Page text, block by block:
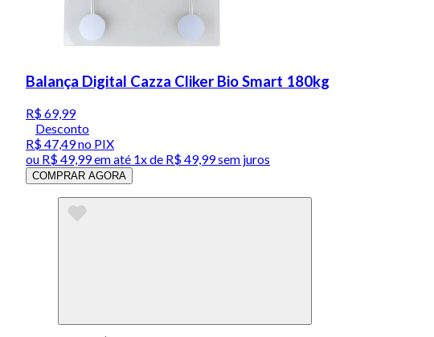
Balança Digital Cazza Cliker Bio Smart 180kg
R$ 69,99
Desconto
R$ 47,49no PIX
ou R$ 49,99em até 1x de R$ 49,99sem juros
COMPRAR AGORA